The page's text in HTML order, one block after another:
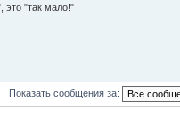
это "так мало!"
Показать сообщения за: